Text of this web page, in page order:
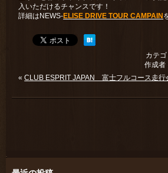
入いただけるチャンスです！
詳細はNEWS-ELISE DRIVE TOUR CAMPAIN
カテゴ
作成者
«CLUB ESPRIT JAPAN 富士フルコース走行